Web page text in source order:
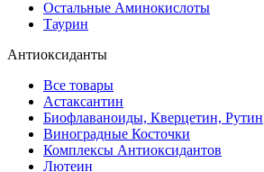
Остальные Аминокислоты
Таурин
Антиоксиданты
Все товары
Астаксантин
Биофлаваноиды, Кверцетин, Рутин
Виноградные Косточки
Комплексы Антиоксидантов
Лютеин